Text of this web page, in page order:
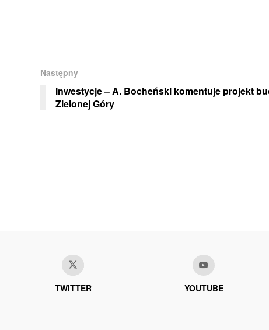
Następny
Inwestycje – A. Bocheński komentuje projekt
Zielonej Góry
TWITTER YOUTUBE